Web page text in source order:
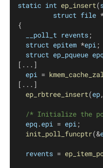
static int ep_insert(
struct file
{
__poll_t revents;
struct epitem *epi;
struct ep_pqueue
[...]
epi =
[...]
ep_rbtree_insert(ep,
/* Initialize the
epq.epi = epi;
init_poll_funcptr(&
revents =